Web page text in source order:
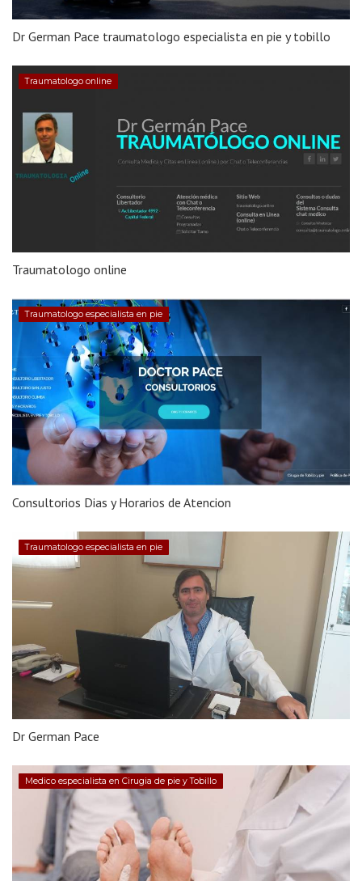
Dr German Pace traumatologo especialista en pie y tobillo
Traumatologo online
Traumatologo online
Traumatologo especialista en pie
Consultorios Dias y Horarios de Atencion
Traumatologo especialista en pie
Dr German Pace
Medico especialista en Cirugia de pie y Tobillo